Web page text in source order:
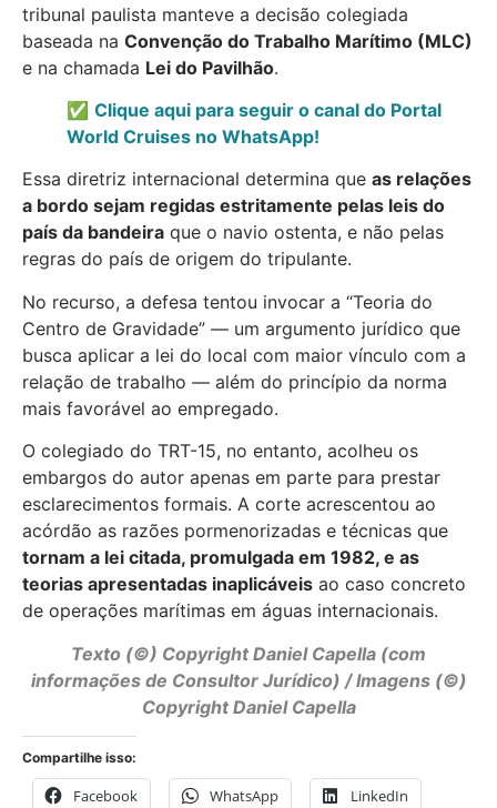
tribunal paulista manteve a decisão colegiada
baseada na Convenção do Trabalho Marítimo (MLC)
e na chamada Lei do Pavilhão.
✅ Clique aqui para seguir o canal do Portal
World Cruises no WhatsApp!
Essa diretriz internacional determina que as relações
a bordo sejam regidas estritamente pelas leis do
país da bandeira que o navio ostenta, e não pelas
regras do país de origem do tripulante.
No recurso, a defesa tentou invocar a “Teoria do
Centro de Gravidade” — um argumento jurídico que
busca aplicar a lei do local com maior vínculo com a
relação de trabalho — além do princípio da norma
mais favorável ao empregado.
O colegiado do TRT-15, no entanto, acolheu os
embargos do autor apenas em parte para prestar
esclarecimentos formais. A corte acrescentou ao
acórdão as razões pormenorizadas e técnicas que
tornam a lei citada, promulgada em 1982, e as
teorias apresentadas inaplicáveis ao caso concreto
de operações marítimas em águas internacionais.
Texto (©) CopyrightDaniel Capella (com
informações de Consultor Jurídico) / Imagens (©)
Copyright Daniel Capella
Compartilhe isso:
Facebook WhatsApp LinkedIn